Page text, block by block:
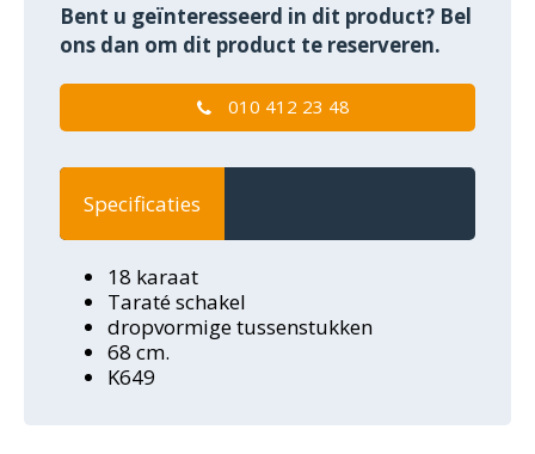
Bent u geïnteresseerd in dit product? Bel
ons dan om dit product te reserveren.
010 412 23 48
Specificaties
18 karaat
Taraté schakel
dropvormige tussenstukken
68 cm.
K649